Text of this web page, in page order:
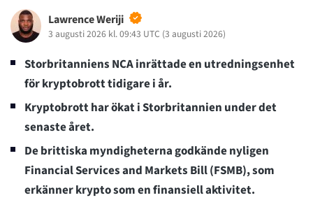
Lawrence Weriji
3 augusti 2026 kl. 09:43 UTC (3 augusti 2026)
Storbritanniens NCA inrättade en utredningsenhet
för kryptobrott tidigare i år.
Kryptobrott har ökat i Storbritannien under det
senaste året.
De brittiska myndigheterna godkände nyligen
Financial Services and Markets Bill (FSMB), som
erkänner krypto som en finansiell aktivitet.